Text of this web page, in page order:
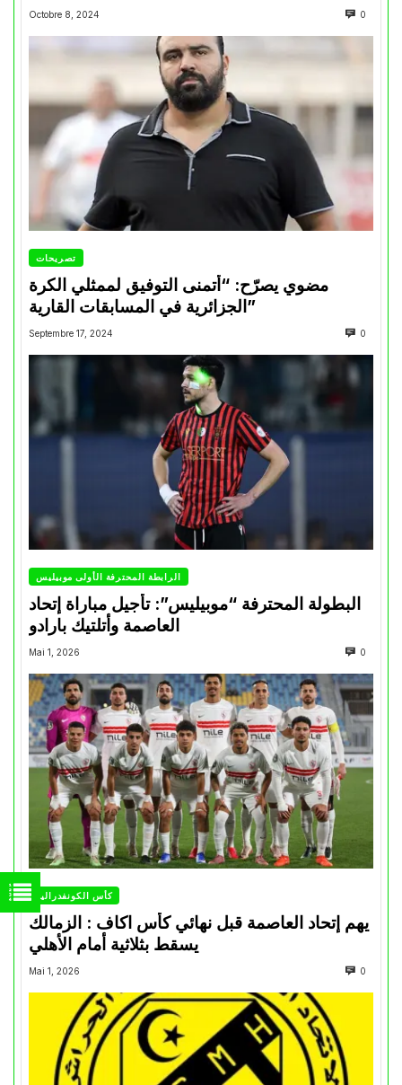
Octobre 8, 2024 0
تصريحات
مضوي يصرّح: “أتمنى التوفيق لممثلي الكرة
الجزائرية في المسابقات القارية”
Septembre 17, 2024 0
الرابطة المحترفة الأولى موبيليس
البطولة المحترفة “موبيليس”: تأجيل مباراة إتحاد
العاصمة وأتلتيك بارادو
Mai 1, 2026 0
كأس الكونفدرالية
يهم إتحاد العاصمة قبل نهائي كأس اكاف : الزمالك
Mai 1, 2026 0